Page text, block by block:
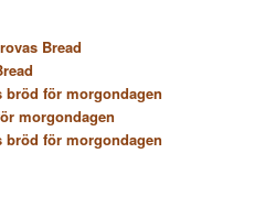
Bread
bröd för morgondagen
morgondagen
bröd för morgondagen